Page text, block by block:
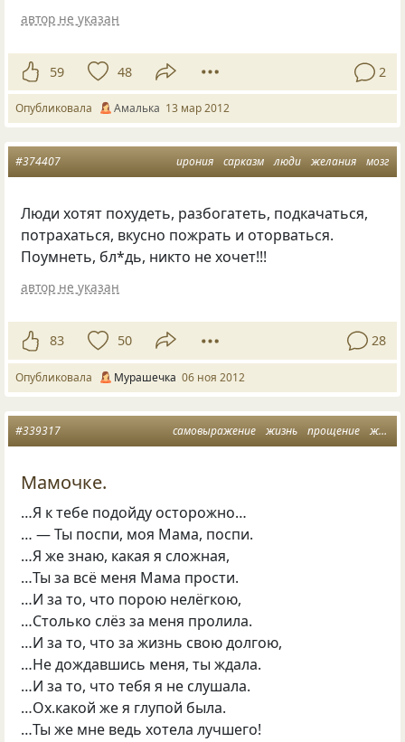
автор не указан
59 48 2
Опубликовала Амалька 13 мар 2012
ирония сарказм люди желания мозг
#374407
Люди хотят похудеть, разбогатеть, подкачаться,
потрахаться, вкусно пожрать и оторваться.
Поумнеть, бл*дь, никто не хочет!!!
автор не указан
83 50 28
Опубликовала Мурашечка 06 ноя 2012
самовыражение жизнь прощение желания
#339317
Мамочке.
…Я к тебе подойду осторожно…
… — Ты поспи, моя Мама, поспи.
…Я же знаю, какая я сложная,
…Ты за всё меня Мама прости.
…И за то, что порою нелёгкою,
…Столько слёз за меня пролила.
…И за то, что за жизнь свою долгою,
…Не дождавшись меня, ты ждала.
…И за то, что тебя я не слушала.
…Ох.какой же я глупой была.
…Ты же мне ведь хотела лучшего!